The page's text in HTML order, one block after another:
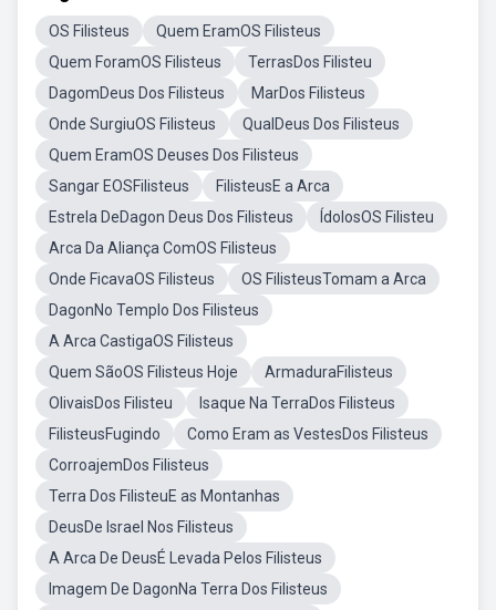
OS Filisteus
Quem EramOS Filisteus
Quem ForamOS Filisteus
TerrasDos Filisteu
DagomDeus Dos Filisteus
MarDos Filisteus
Onde SurgiuOS Filisteus
QualDeus Dos Filisteus
Quem EramOS Deuses Dos Filisteus
Sangar EOSFilisteus
FilisteusE a Arca
Estrela DeDagon Deus Dos Filisteus
ÍdolosOS Filisteu
Arca Da Aliança ComOS Filisteus
Onde FicavaOS Filisteus
OS FilisteusTomam a Arca
DagonNo Templo Dos Filisteus
A Arca CastigaOS Filisteus
Quem SãoOS Filisteus Hoje
ArmaduraFilisteus
OlivaisDos Filisteu
Isaque Na TerraDos Filisteus
FilisteusFugindo
Como Eram as VestesDos Filisteus
CorroajemDos Filisteus
Terra Dos FilisteuE as Montanhas
DeusDe Israel Nos Filisteus
A Arca De DeusÉ Levada Pelos Filisteus
Imagem De DagonNa Terra Dos Filisteus